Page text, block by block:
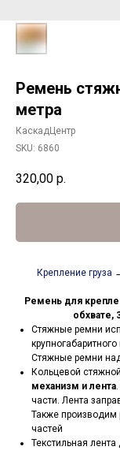
Ремень
метра
КаскадЦентр
SKU: 6860
320,00 р.
Крепление груза
Ремень для
обхвате,
Стяжные ремни
Стяжные ремни
Кольцевой
механизм и лента
части. Лента
Также производим
частей
Текстильная